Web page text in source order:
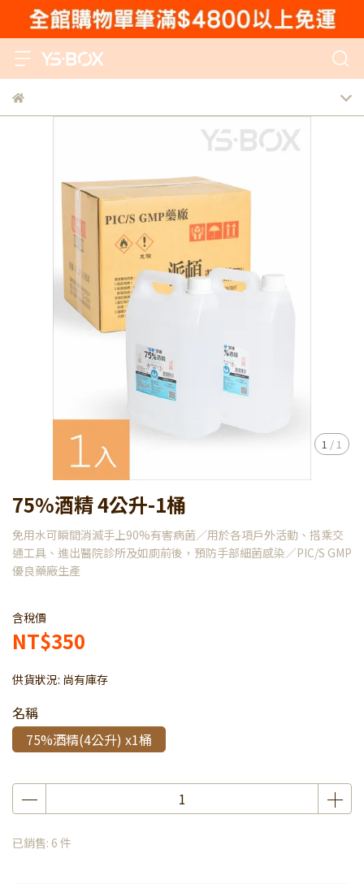
1 / 1
75%酒精 4公升-1桶
免用水可瞬間消滅手上90%有害病菌／用於各項戶外活動、搭乘交
通工具、進出醫院診所及如廁前後，預防手部細菌感染／PIC/S GMP
優良藥廠生產
含稅價
NT$350
供貨狀況: 尚有庫存
名稱
75%酒精(4公升) x1桶
已銷售: 6 件